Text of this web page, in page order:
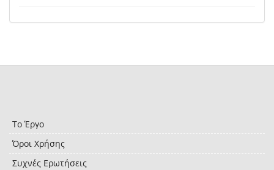
Το Έργο
Όροι Χρήσης
Συχνές Ερωτήσεις